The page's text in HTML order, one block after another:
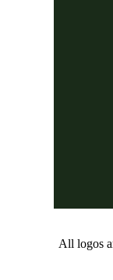
All logos